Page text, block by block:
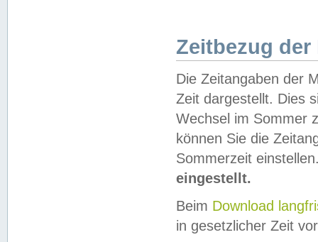
Zeitbezug der
Die Zeitangaben der
Zeit dargestellt. Dies
Wechsel im Sommer
können Sie die
Sommerzeit
eingestellt.
Beim Download
in gesetzlicher Zeit